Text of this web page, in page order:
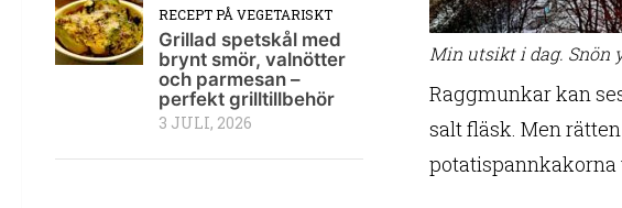
Min utsikt i dag. Snön
Raggmunkar kan
salt fläsk. Men
potatispannkakorna
RECEPT PÅ VEGETARISKT
Grillad spetskål med
brynt smör, valnötter
och parmesan –
perfekt grilltillbehör
3 JULI, 2026